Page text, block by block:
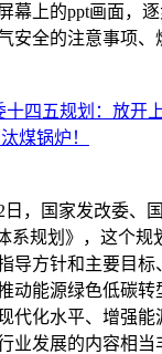
幕上的ppt画面，
安全的注意事项、
十四五规划：放开
煤锅炉！
日，国家发改委、
系规划》，这个
导方针和主要目标
动能源绿色低碳转
代化水平、增强
业发展的内容相当